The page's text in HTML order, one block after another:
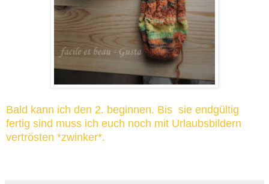
Bald kann ich den 2. beginnen. Bis sie endgültig
fertig sind muss ich euch noch mit Urlaubsbildern
vertrösten *zwinker*.